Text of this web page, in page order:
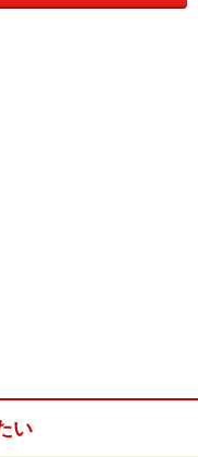
学力の向上など）で
い